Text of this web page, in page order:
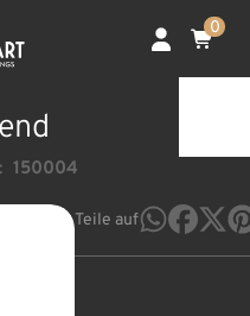
0
150004
Teile auf